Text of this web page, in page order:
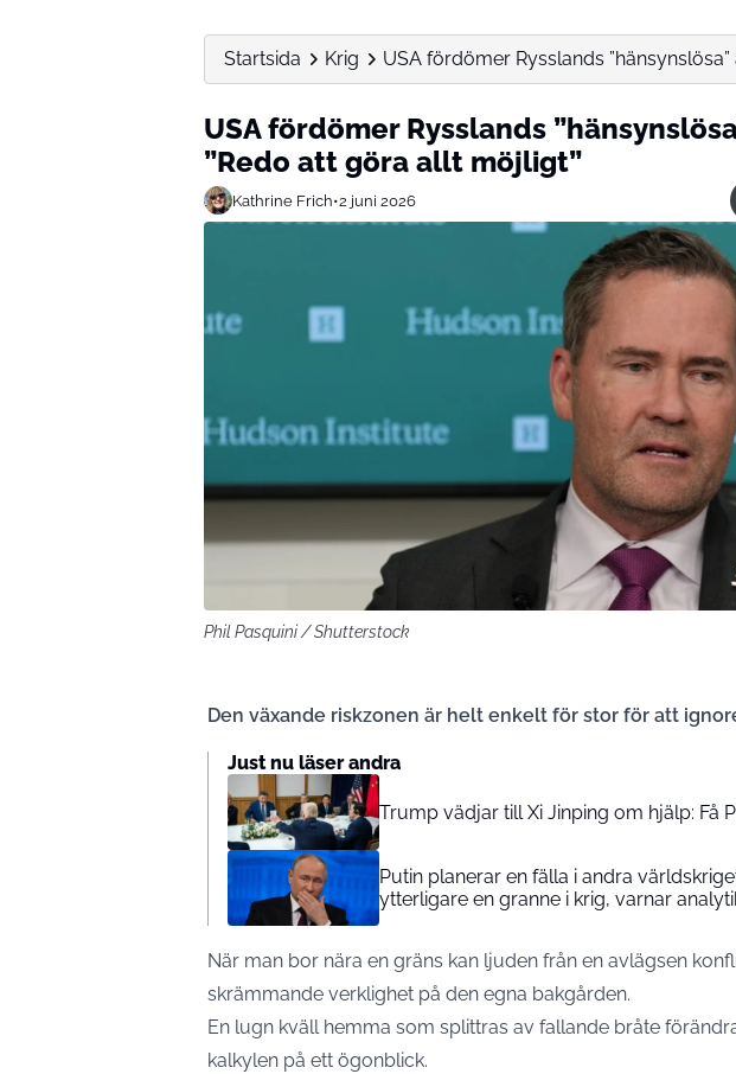
Startsida Krig USA fördömer Rysslands
USA fördömer Rysslands
”Redo att göra allt möjligt”
Kathrine Frich•2 juni 2026
Phil Pasquini / Shutterstock
Den växande riskzonen är helt enkelt för stor för att
Just nu läser andra
Trump vädjar till Xi Jinping om hjälp: Få
Putin planerar en fälla i andra
ytterligare en granne i krig, varnar
När man bor nära en gräns kan ljuden från en avlägsen
skrämmande verklighet på den egna bakgården.
En lugn kväll hemma som splittras av fallande bråte
kalkylen på ett ögonblick.